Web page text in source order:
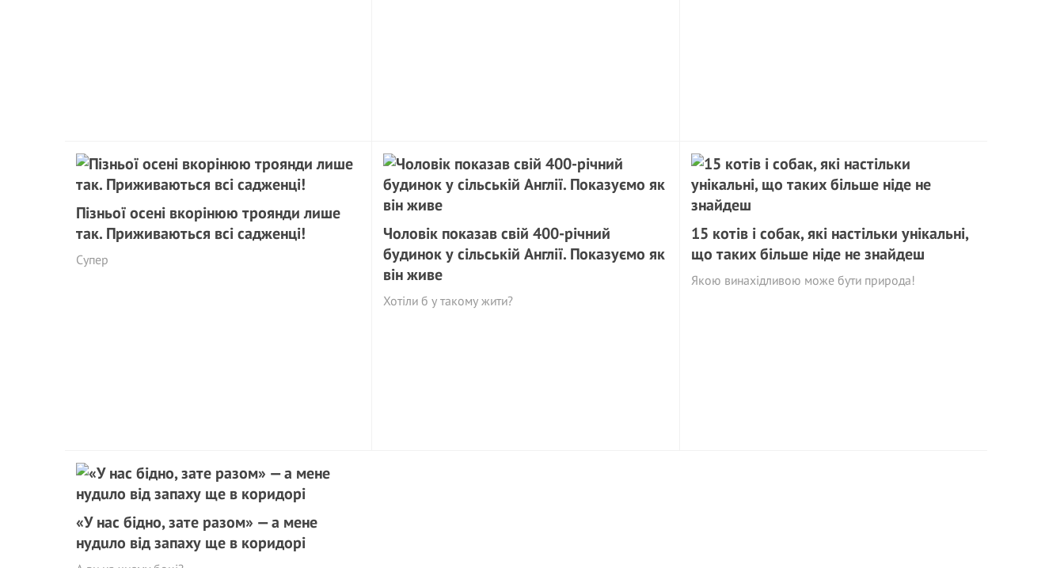
Пізньої осені вкорінюю троянди лише
так. Приживаються всі садженці!
Cупер
Чоловік показав свій 400-річний
будинок у сільській Англії. Показуємо як
він живе
Хотіли б у такому жити?
15 котів і собак, які настільки унікальні,
що таких більше ніде не знайдеш
Якою винахідливою може бути природа!
«У нас бідно, зате разом» — а мене
нудuло від запаху ще в коридорі